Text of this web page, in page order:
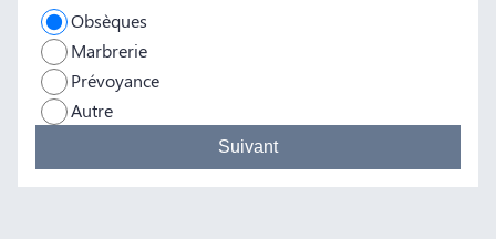
Obsèques
Marbrerie
Prévoyance
Autre
Suivant